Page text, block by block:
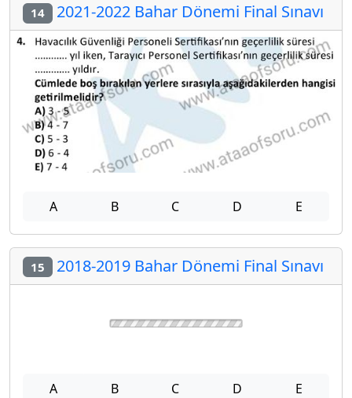
14 2021-2022 Bahar Dönemi Final Sınavı
A B C D E
15 2018-2019 Bahar Dönemi Final Sınavı
A B C D E